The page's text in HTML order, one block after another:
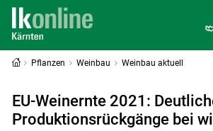
Pflanzen Weinbau Weinbau aktuell
EU-Weinernte 2021:
Produktionsrückgänge bei